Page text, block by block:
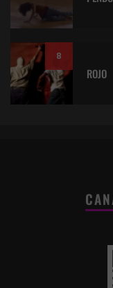
8
ROJO